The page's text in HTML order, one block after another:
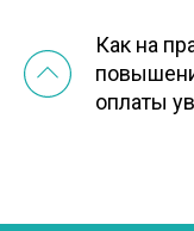
Как на
оплаты